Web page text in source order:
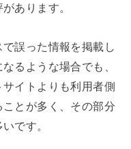
あります。
誤った情報を掲載し
るような場合でも、
イトよりも利用者側
とが多く、その部分
です。